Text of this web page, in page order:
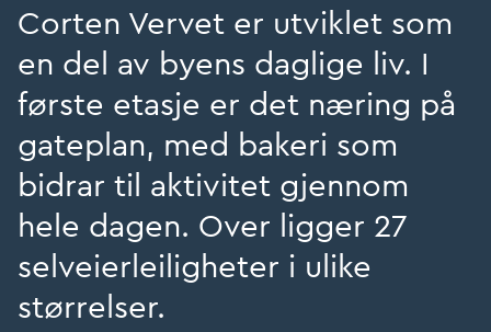
Corten Vervet er utviklet som
en del av byens daglige liv. I
første etasje er det næring på
gateplan, med bakeri som
bidrar til aktivitet gjennom
hele dagen. Over ligger 27
selveierleiligheter i ulike
størrelser.